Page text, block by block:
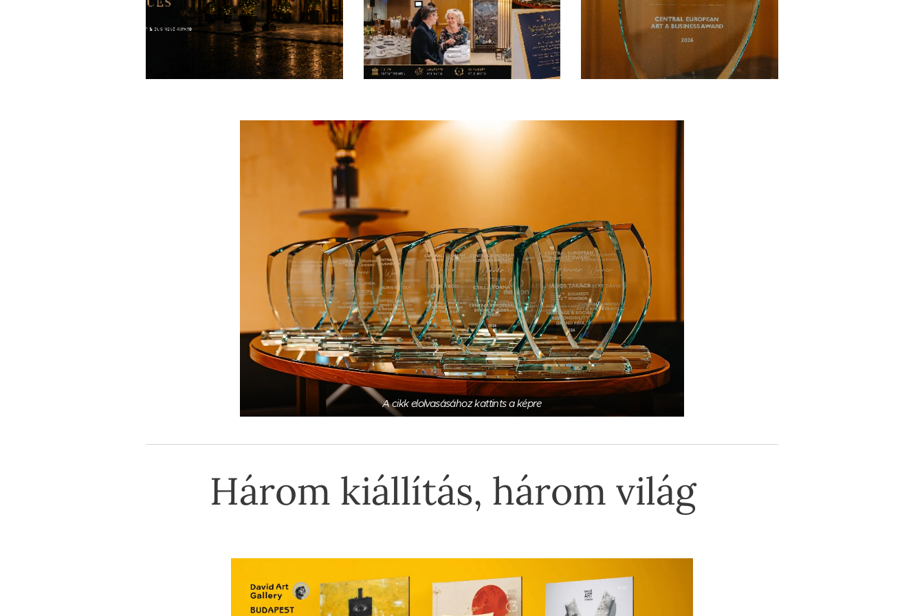
A cikk elolvasásához kattints a képre
Három kiállítás, három világ